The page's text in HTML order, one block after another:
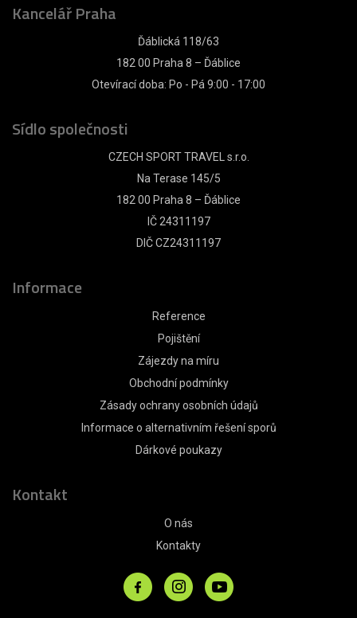
Kancelář Praha
Ďáblická 118/63
182 00 Praha 8 – Ďáblice
Otevírací doba: Po - Pá 9:00 - 17:00
Sídlo společnosti
CZECH SPORT TRAVEL s.r.o.
Na Terase 145/5
182 00 Praha 8 – Ďáblice
IČ 24311197
DIČ CZ24311197
Informace
Reference
Pojištění
Zájezdy na míru
Obchodní podmínky
Zásady ochrany osobních údajů
Informace o alternativním řešení sporů
Dárkové poukazy
Kontakt
O nás
Kontakty